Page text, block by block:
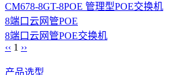
CM678-8GT-8POE 管理型POE交换机
8端口云网管POE
8端口云网管POE交换机
‹‹ 1 ››
产品选型